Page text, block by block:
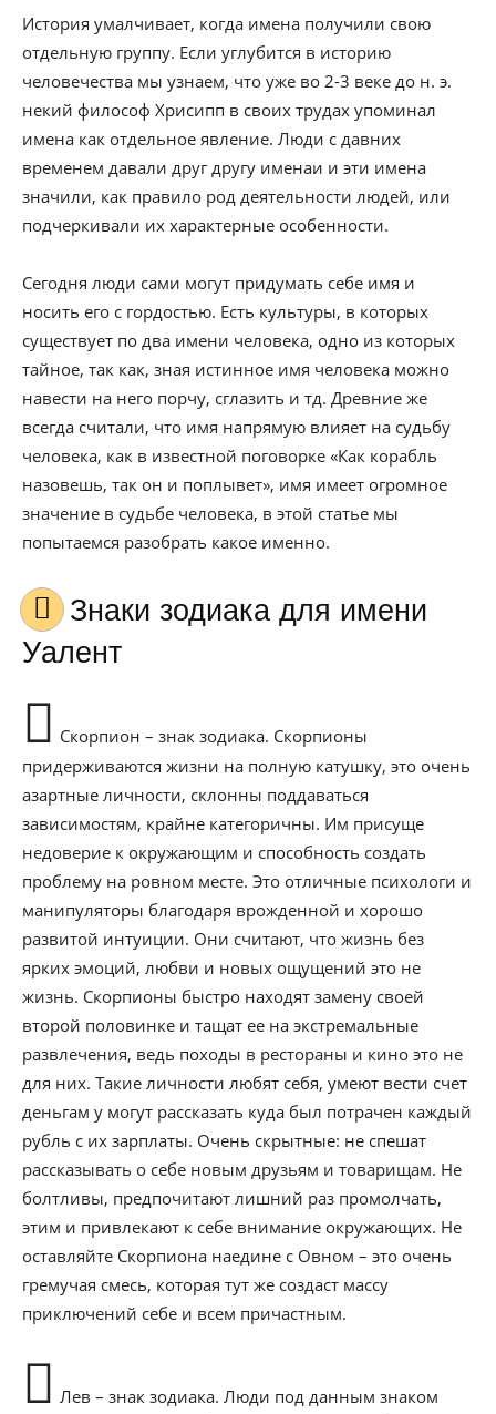
История умалчивает, когда имена получили свою
отдельную группу. Если углубится в историю
человечества мы узнаем, что уже во 2-3 веке до н. э.
некий философ Хрисипп в своих трудах упоминал
имена как отдельное явление. Люди с давних
временем давали друг другу именаи и эти имена
значили, как правило род деятельности людей, или
подчеркивали их характерные особенности.
Сегодня люди сами могут придумать себе имя и
носить его с гордостью. Есть культуры, в которых
существует по два имени человека, одно из которых
тайное, так как, зная истинное имя человека можно
навести на него порчу, сглазить и тд. Древние же
всегда считали, что имя напрямую влияет на судьбу
человека, как в известной поговорке «Как корабль
назовешь, так он и поплывет», имя имеет огромное
значение в судьбе человека, в этой статье мы
попытаемся разобрать какое именно.
Знаки зодиака для имени
Уалент
Скорпион – знак зодиака. Скорпионы
придерживаются жизни на полную катушку, это очень
азартные личности, склонны поддаваться
зависимостям, крайне категоричны. Им присуще
недоверие к окружающим и способность создать
проблему на ровном месте. Это отличные психологи и
манипуляторы благодаря врожденной и хорошо
развитой интуиции. Они считают, что жизнь без
ярких эмоций, любви и новых ощущений это не
жизнь. Скорпионы быстро находят замену своей
второй половинке и тащат ее на экстремальные
развлечения, ведь походы в рестораны и кино это не
для них. Такие личности любят себя, умеют вести счет
деньгам у могут рассказать куда был потрачен каждый
рубль с их зарплаты. Очень скрытные: не спешат
рассказывать о себе новым друзьям и товарищам. Не
болтливы, предпочитают лишний раз промолчать,
этим и привлекают к себе внимание окружающих. Не
оставляйте Скорпиона наедине с Овном – это очень
гремучая смесь, которая тут же создаст массу
приключений себе и всем причастным.
Лев – знак зодиака. Люди под данным знаком